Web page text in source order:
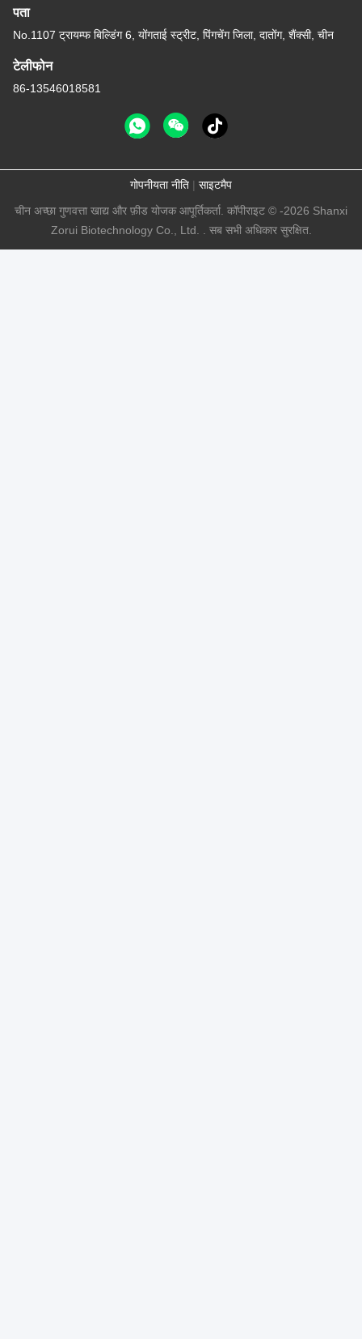
पता
No.1107 ट्रायम्फ बिल्डिंग 6, योंगताई स्ट्रीट, पिंगचेंग जिला, दातोंग, शैंक्सी, चीन
टेलीफोन
86-13546018581
गोपनीयता नीति | साइटमैप
चीन अच्छा गुणवत्ता खाद्य और फ़ीड योजक आपूर्तिकर्ता. कॉपीराइट © -2026 Shanxi
Zorui Biotechnology Co., Ltd. . सब सभी अधिकार सुरक्षित.